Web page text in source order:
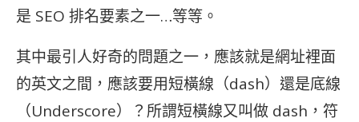
是 SEO 排名要素之一…等等。
其中最引人好奇的問題之一，應該就是網址裡面
的英文之間，應該要用短橫線（dash）還是底線
（Underscore）？所謂短橫線又叫做 dash，符